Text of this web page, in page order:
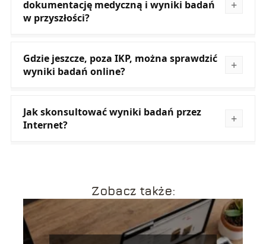
dokumentację medyczną i wyniki badań
w przyszłości?
Gdzie jeszcze, poza IKP, można sprawdzić
wyniki badań online?
Jak skonsultować wyniki badań przez
Internet?
Zobacz także: